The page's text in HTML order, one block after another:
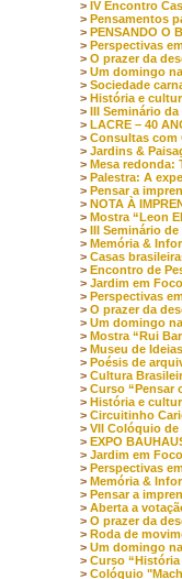
> IV Encontro
> Pensamentos
> PENSANDO O
> Perspectivas
> O prazer da
> Um domingo
> Sociedade
> História e
> III Seminário
> LACRE – 40
> Consultas com
> Jardins &
> Mesa redonda:
> Palestra: A
> Pensar a
> NOTA À
> Mostra “Leon
> III Seminário
> Memória &
> Casas
> Encontro de
> Jardim em
> Perspectivas
> O prazer da
> Um domingo
> Mostra “Rui
> Museu de
> Poésis de
> Cultura
> Curso “Pensar
> História e
> Circuitinho
> VII Colóquio
> EXPO
> Jardim em
> Perspectivas
> Memória &
> Pensar a
> Aberta a
> O prazer da
> Roda de
> Um domingo
> Curso
> Colóquio